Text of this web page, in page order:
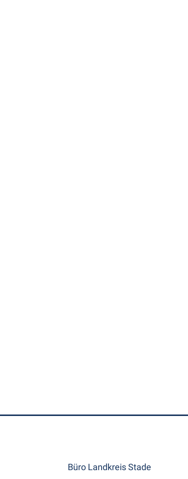
Büro Landkreis Stade